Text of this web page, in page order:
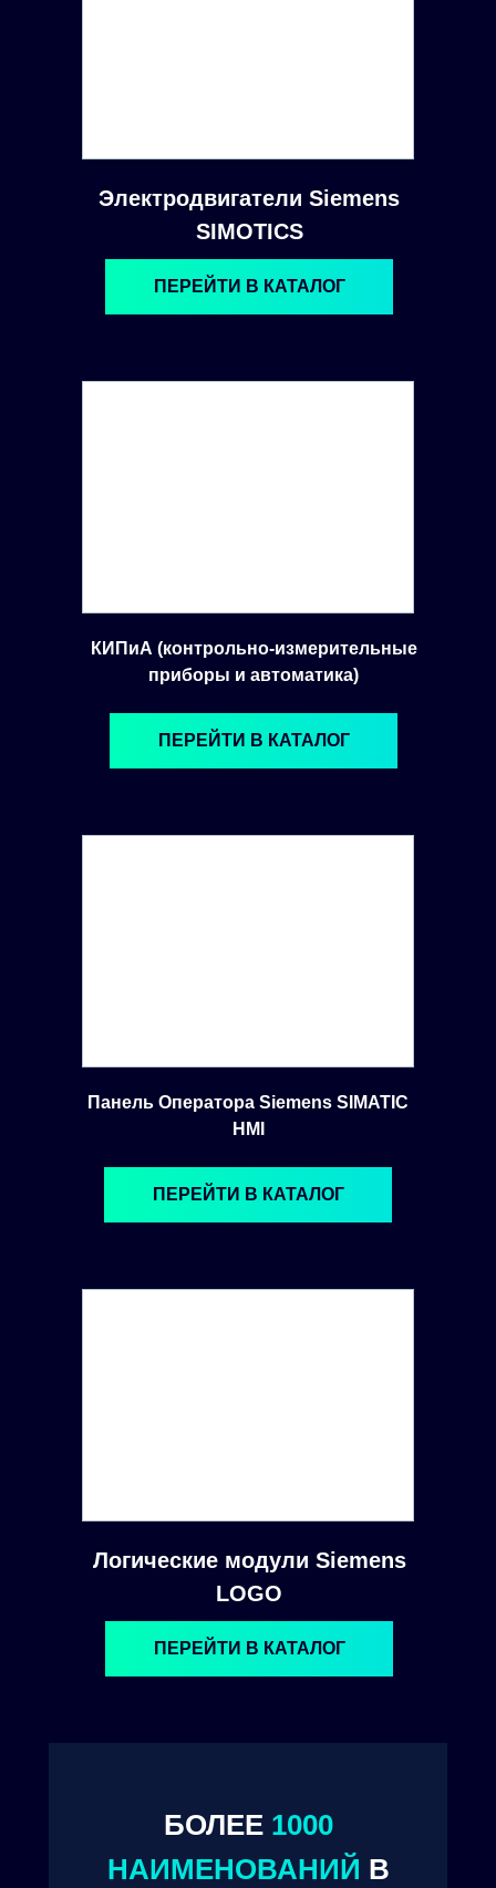
БОЛЕЕ 1000
НАИМЕНОВАНИЙ В
Электродвигатели Siemens
SIMOTICS
ПЕРЕЙТИ В КАТАЛОГ
КИПиА (контрольно-измерительные
приборы и автоматика)
Панель Оператора Siemens SIMATIC
HMI
Логические модули Siemens
LOGO
ПЕРЕЙТИ В КАТАЛОГ
ПЕРЕЙТИ В КАТАЛОГ
ПЕРЕЙТИ В КАТАЛОГ
© 2024. ООО "Технокам Инжиниринг"